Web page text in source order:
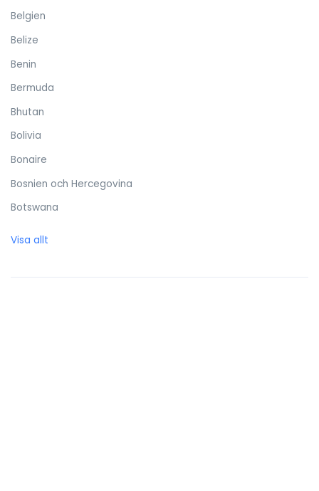
Belgien
Belize
Benin
Bermuda
Bhutan
Bolivia
Bonaire
Bosnien och Hercegovina
Botswana
Brunei Darussalam
Visa allt